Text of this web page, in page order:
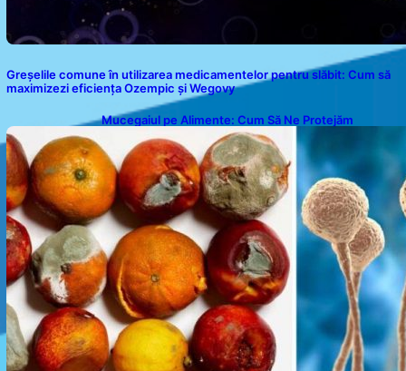
Greșelile comune în utilizarea medicamentelor pentru slăbit: Cum să
maximizezi eficiența Ozempic și Wegovy
Mucegaiul pe Alimente: Cum Să Ne Protejăm
Sănătatea?